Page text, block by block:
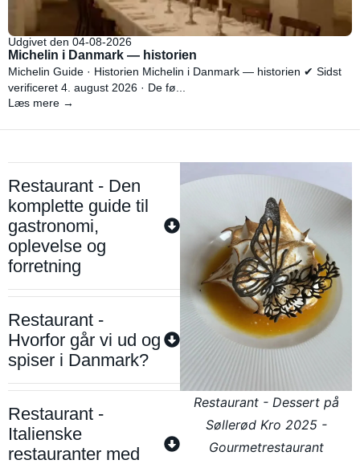
Udgivet den 04-08-2026
Michelin i Danmark — historien
Michelin Guide · Historien Michelin i Danmark — historien ✔ Sidst
verificeret 4. august 2026 · De fø...
Læs mere →
Restaurant - Den
komplette guide til
gastronomi,
oplevelse og
forretning
Restaurant -
Hvorfor går vi ud og
spiser i Danmark?
Restaurant -
Italienske
restauranter med
Restaurant - Dessert på
Søllerød Kro 2025 -
Gourmetrestaurant